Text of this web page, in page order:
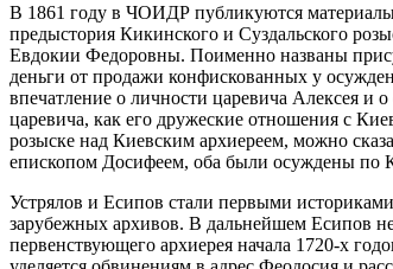
В 1861 году в ЧОИДР публикуются
предыстория Кикинского и Суздальского
Евдокии Федоровны. Поименно названы
деньги от продажи конфискованных у
впечатление о личности царевича Алексея
царевича, как его дружеские отношения с
розыске над Киевским архиереем, можно
епископом Досифеем, оба были осуждены по
Устрялов и Есипов стали первыми
зарубежных архивов. В дальнейшем Есипов
первенствующего архиерея начала 1720-х